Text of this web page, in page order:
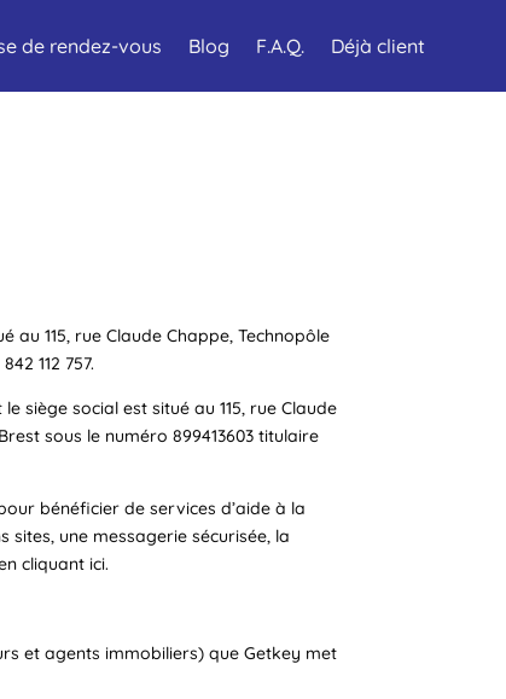
de rendez-vous Blog F.A.Q. Déjà client
115, rue Claude Chappe, Technopôle
112 757.
siège social est situé au 115, rue Claude
sous le numéro 899413603 titulaire
bénéficier de services d’aide à la
une messagerie sécurisée, la
cliquant ici.
et agents immobiliers) que Getkey met